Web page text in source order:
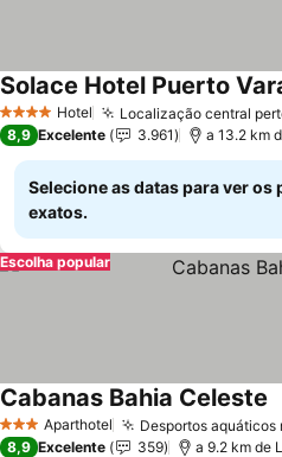
4 EstrelasHotel Localização central
Solace Hotel Puerto
8,9 Excelente 3.961 a 13.2 km
Selecione as datas para ver os
exatos.
Escolha popular
3 EstrelasAparthotel Desportos
Cabanas Bahia Celeste
8,9 Excelente 359 a 9.2 km de